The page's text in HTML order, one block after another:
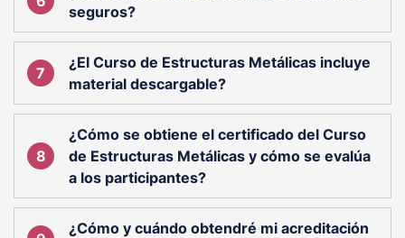
seguros?
¿El Curso de Estructuras Metálicas incluye
material descargable?
¿Cómo se obtiene el certificado del Curso
de Estructuras Metálicas y cómo se evalúa
a los participantes?
¿Cómo y cuándo obtendré mi acreditación